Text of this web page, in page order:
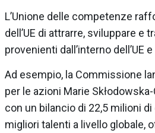
L’Unione delle competenze
dell’UE di attrarre, sviluppare e
provenienti dall’interno dell’UE
Ad esempio, la Commissione
per le azioni Marie
con un bilancio di 22,5 milioni
migliori talenti a livello globale,